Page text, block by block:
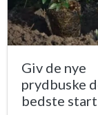
Giv de nye
prydbuske
bedste start